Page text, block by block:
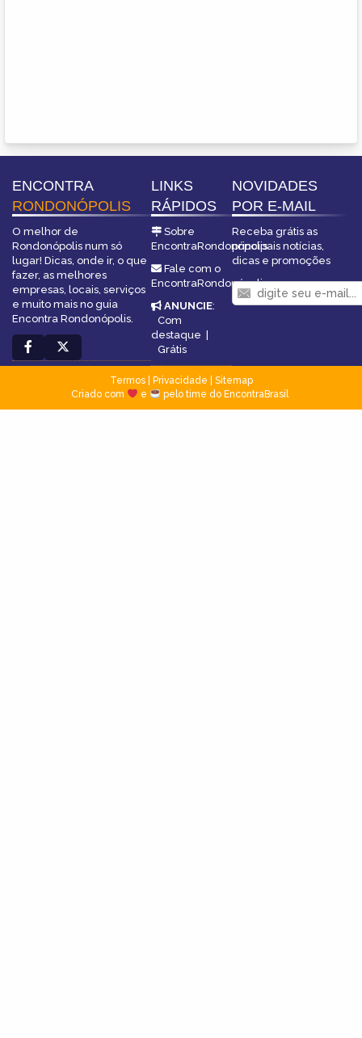
ENCONTRA
RONDONÓPOLIS
O melhor de
Rondonópolis num só
lugar! Dicas, onde ir, o que
fazer, as melhores
empresas, locais, serviços
e muito mais no guia
Encontra Rondonópolis.
LINKS
RÁPIDOS
Sobre
EncontraRondonópolis
Fale com o
EncontraRondonópolis
ANUNCIE:
Com
destaque
Grátis
NOVIDADES
POR E-MAIL
Receba grátis as
principais notícias,
dicas e promoções
Termos| Privacidade
Sitemap
Criado com
e pelo time do EncontraBrasil